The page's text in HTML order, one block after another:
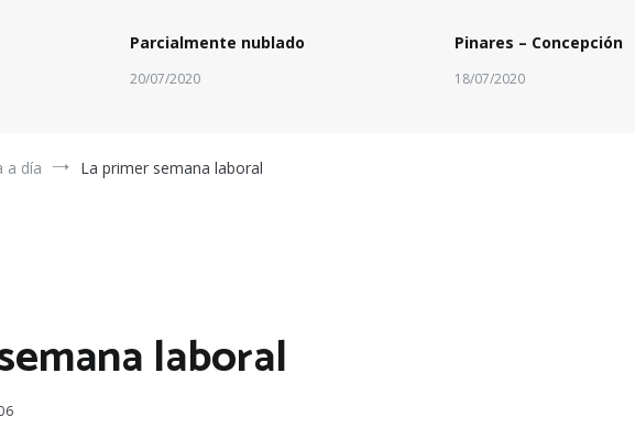
Parcialmente nublado
20/07/2020
Pinares – Concepción
18/07/2020
a día La primer semana laboral
laboral